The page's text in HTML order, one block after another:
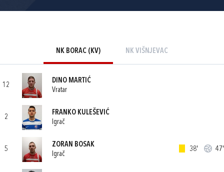
NK BORAC (KV) NK VIŠNJEVAC
12
DINO MARTIĆ
Vratar
2
FRANKO KULEŠEVIĆ
Igrač
5
ZORAN BOSAK
Igrač
38' 47'